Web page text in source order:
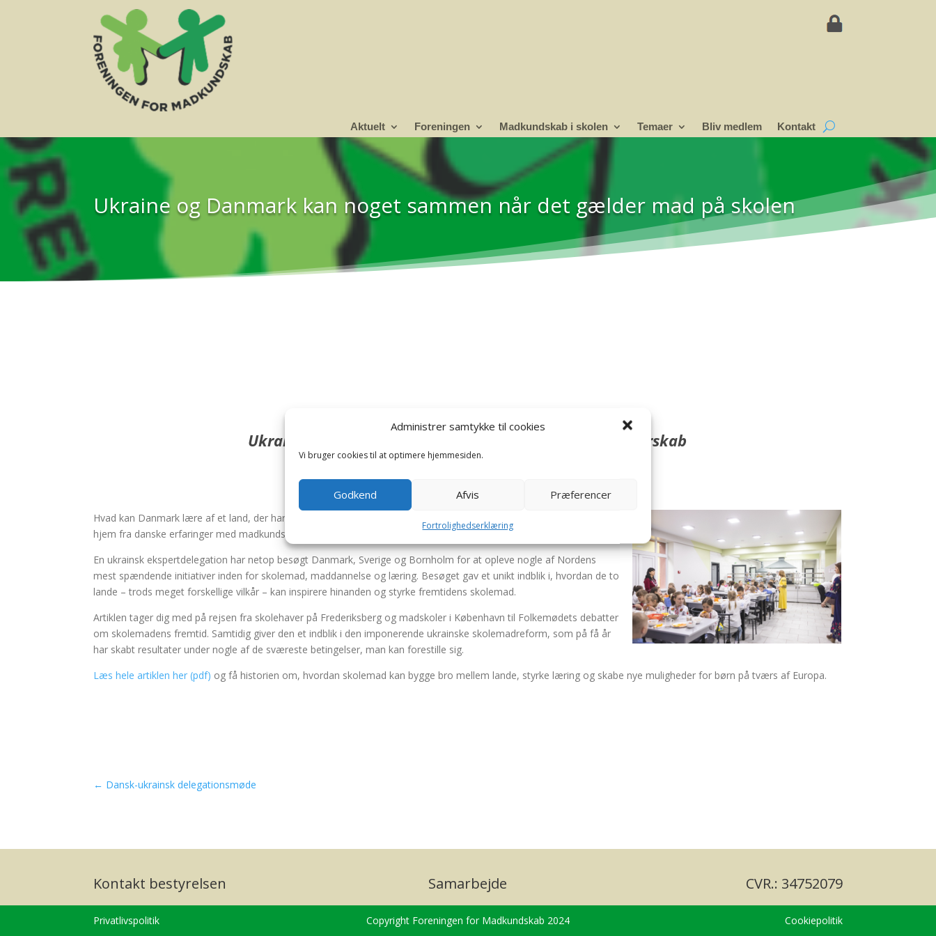
Administrer samtykke til cookies
Vi bruger cookies til at optimere hjemmesiden.
Godkend Afvis Præferencer
Fortrolighedserklæring
Aktuelt Foreningen Madkundskab i skolen Temaer Bliv medlem Kontakt
Ukraine og Danmark kan noget sammen når det gælder mad på skolen
Kan mad på skolen være en kulturel brobygger –
Ukraine og Danmark tager de første skridt til et partnerskab
Bent Egberg Mikkelsen, Orest Stepanyak, Anastasiia Shevchenko og Peter Haag
Hvad kan Danmark lære af et land, der har udviklet skolemad midt under en krig? Og hvad kan Ukraine tage med
hjem fra danske erfaringer med madkundskab, skolehaver og elevinddragelse?
En ukrainsk ekspertdelegation har netop besøgt Danmark, Sverige og Bornholm for at opleve nogle af Nordens
mest spændende initiativer inden for skolemad, maddannelse og læring. Besøget gav et unikt indblik i, hvordan de to
lande – trods meget forskellige vilkår – kan inspirere hinanden og styrke fremtidens skolemad.
Artiklen tager dig med på rejsen fra skolehaver på Frederiksberg og madskoler i København til Folkemødets debatter
om skolemadens fremtid. Samtidig giver den et indblik i den imponerende ukrainske skolemadreform, som på få år
har skabt resultater under nogle af de sværeste betingelser, man kan forestille sig.
Læs hele artiklen her (pdf) og få historien om, hvordan skolemad kan bygge bro mellem lande, styrke læring og skabe nye muligheder for børn på tværs af Europa.
← Dansk-ukrainsk delegationsmøde
Kontakt bestyrelsen Samarbejde CVR.: 34752079
Privatlivspolitik Copyright Foreningen for Madkundskab 2024 Cookiepolitik